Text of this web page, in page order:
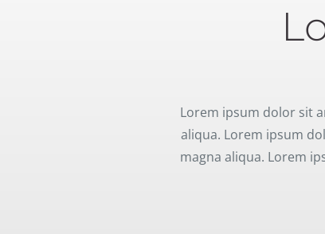
Lorem ipsum dolor sit
aliqua. Lorem ipsum
magna aliqua. Lorem